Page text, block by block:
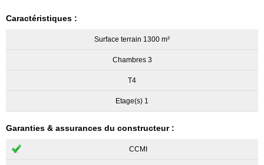
Caractéristiques :
Surface terrain 1300 m²
Chambres 3
T4
Etage(s) 1
Garanties & assurances du constructeur :
CCMI